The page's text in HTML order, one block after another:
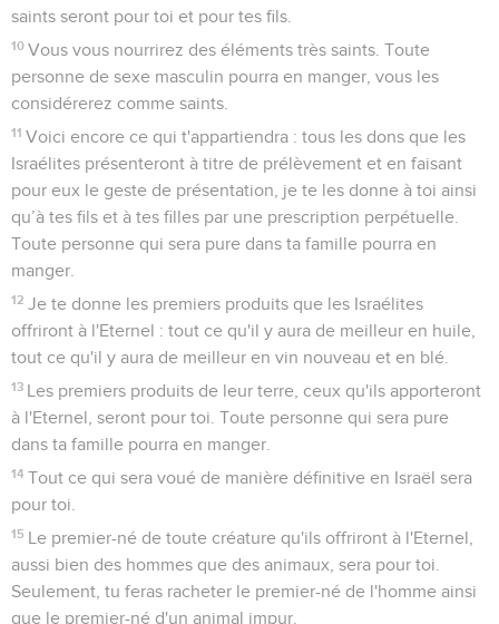
saints seront pour toi et pour tes fils.
10 Vous vous nourrirez des éléments très saints. Toute
personne de sexe masculin pourra en manger, vous les
considérerez comme saints.
11 Voici encore ce qui t'appartiendra : tous les dons que les
Israélites présenteront à titre de prélèvement et en faisant
pour eux le geste de présentation, je te les donne à toi ainsi
qu’à tes fils et à tes filles par une prescription perpétuelle.
Toute personne qui sera pure dans ta famille pourra en
manger.
12 Je te donne les premiers produits que les Israélites
offriront à l'Eternel : tout ce qu'il y aura de meilleur en huile,
tout ce qu'il y aura de meilleur en vin nouveau et en blé.
13 Les premiers produits de leur terre, ceux qu'ils apporteront
à l'Eternel, seront pour toi. Toute personne qui sera pure
dans ta famille pourra en manger.
14 Tout ce qui sera voué de manière définitive en Israël sera
pour toi.
15 Le premier-né de toute créature qu'ils offriront à l'Eternel,
aussi bien des hommes que des animaux, sera pour toi.
Seulement, tu feras racheter le premier-né de l'homme ainsi
que le premier-né d'un animal impur.